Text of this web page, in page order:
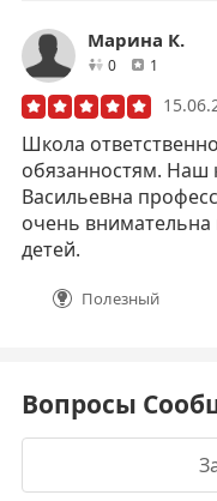
Марина К.
0друзей1
Школа
обязанностям. Наш
Васильевна
очень
детей.
Полезный
Вопросы